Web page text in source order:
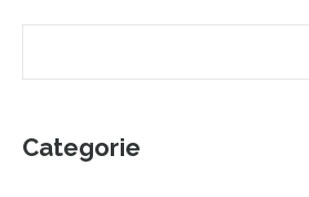
Categorie